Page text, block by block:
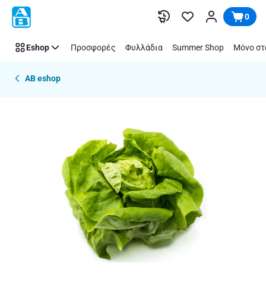
Παράλειψη 0
Eshop Προσφορές Φυλλάδια Summer Shop Μόνο
AB eshop